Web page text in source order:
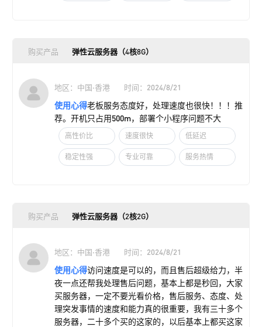
购买产品 弹性云服务器（4核8G）
地区：中国·香港 时间：2024/8/21
使用心得老板服务态度好，处理速度也很快！！！推
荐。开机只占用500m，部署个小程序问题不大
高性价比 速度很快 低延迟
稳定性强 专业可靠 服务热情
购买产品 弹性云服务器（2核2G）
地区：中国·香港 时间：2024/8/21
使用心得访问速度是可以的，而且售后超级给力，半
夜一点还帮我处理售后问题，基本上都是秒回，大家
买服务器，一定不要光看价格，售后服务、态度、处
理突发事情的速度和能力真的很重要，我有三十多个
服务器，二十多个买的这家的，以后基本上都买这家